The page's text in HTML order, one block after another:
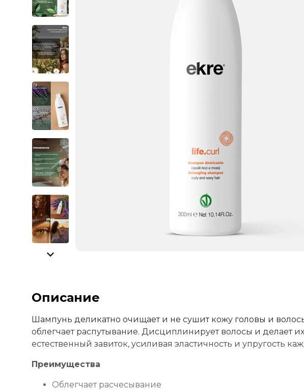
Описание
Шампунь деликатно очищает и не сушит кожу головы и
облегчает распутывание. Дисциплинирует волосы и делает
естественный завиток, усиливая эластичность и упругость
Преимущества
Облегчает расчесывание